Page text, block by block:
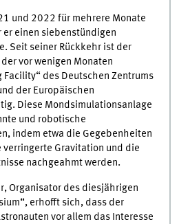
und 2022 für mehrere Monate
er einen siebenstündigen
Seit seiner Rückkehr ist der
vor wenigen Monaten
Facility“ des Deutschen Zentrums
der Europäischen
Diese Mondsimulationsanlage
und robotische
indem etwa die Gegebenheiten
Gravitation und die
nachgeahmt werden.
Organisator des diesjährigen
erhofft sich, dass der
vor allem das Interesse